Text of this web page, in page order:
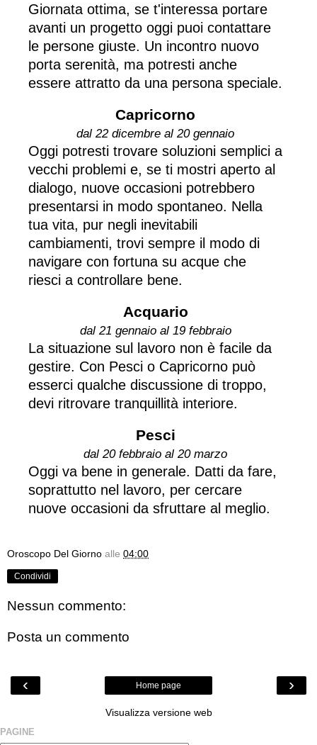
Giornata ottima, se t'interessa portare
avanti un progetto oggi puoi contattare
le persone giuste. Un incontro nuovo
porta serenità, ma potresti anche
essere attratto da una persona speciale.
Capricorno
dal 22 dicembre al 20 gennaio
Oggi potresti trovare soluzioni semplici a
vecchi problemi e, se ti mostri aperto al
dialogo, nuove occasioni potrebbero
presentarsi in modo spontaneo. Nella
tua vita, pur negli inevitabili
cambiamenti, trovi sempre il modo di
navigare con fortuna su acque che
riesci a controllare bene.
Acquario
dal 21 gennaio al 19 febbraio
La situazione sul lavoro non è facile da
gestire. Con Pesci o Capricorno può
esserci qualche discussione di troppo,
devi ritrovare tranquillità interiore.
Pesci
dal 20 febbraio al 20 marzo
Oggi va bene in generale. Datti da fare,
soprattutto nel lavoro, per cercare
nuove occasioni da sfruttare al meglio.
Oroscopo Del Giorno alle 04:00
Condividi
Nessun commento:
Posta un commento
‹ ›
Home page
Visualizza versione web
PAGINE